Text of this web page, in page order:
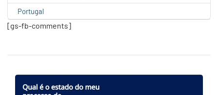
Portugal
[gs-fb-comments]